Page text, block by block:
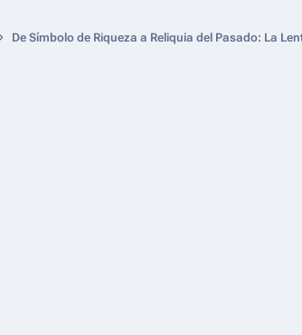
De Símbolo de Riqueza a Reliquia del Pasado: La